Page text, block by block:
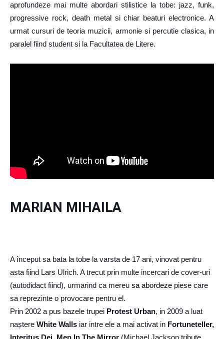
aprofundeze mai multe abordari stilistice la tobe: jazz, funk,
progressive rock, death metal si chiar beaturi electronice. A
urmat cursuri de teoria muzicii, armonie si percutie clasica, in
paralel fiind student si la Facultatea de Litere.
MARIAN MIHAILA
A început sa bata la tobe la varsta de 17 ani, vinovat pentru
asta fiind Lars Ulrich. A trecut prin multe incercari de cover-uri
(autodidact fiind), urmarind ca mereu sa abordeze piese care
sa reprezinte o provocare pentru el.
Prin 2002 a pus bazele trupei Protest Urban, in 2009 a luat
naștere White Walls iar intre ele a mai activat in Fortuneteller,
Interitus Dei, Men In The Mirror (Michael Jackson tribute